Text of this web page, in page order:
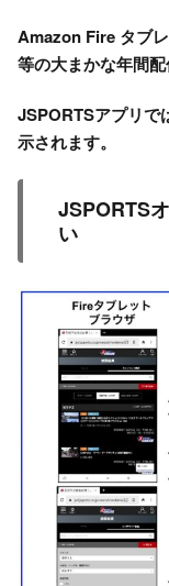
Amazon Fire タブ
等の大まかな年間
JSPORTSアプリで
示されます。
JSPORTS
い